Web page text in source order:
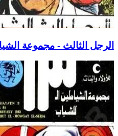
الرجل الثالث - مجموعة